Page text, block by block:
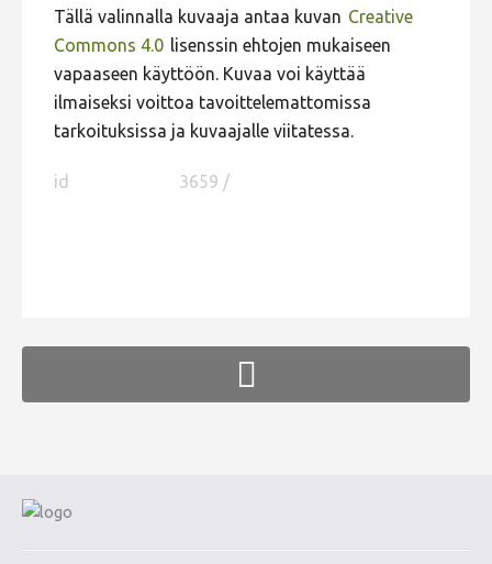
Tällä valinnalla kuvaaja antaa kuvan Creative
Commons 4.0 lisenssin ehtojen mukaiseen
vapaaseen käyttöön. Kuvaa voi käyttää
ilmaiseksi voittoa tavoittelemattomissa
tarkoituksissa ja kuvaajalle viitatessa.
id 3659 /